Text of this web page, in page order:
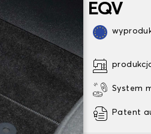
EQV
System
Patent